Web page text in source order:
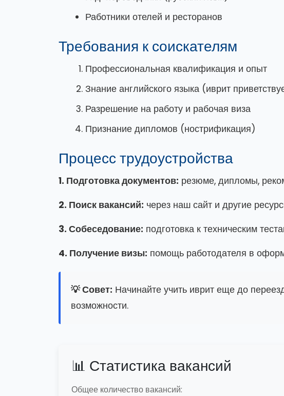
Работники отелей и ресторанов
Требования к соискателям
Профессиональная квалификация и опыт
Знание английского языка (иврит
Разрешение на работу и рабочая виза
Признание дипломов (нострификация)
Процесс трудоустройства
1. Подготовка документов: резюме, дипломы,
2. Поиск вакансий: через наш сайт и другие
3. Собеседование: подготовка к техническим
4. Получение визы: помощь работодателя в
💡 Совет: Начинайте учить иврит еще до
возможности.
📊 Статистика вакансий
Общее количество вакансий: